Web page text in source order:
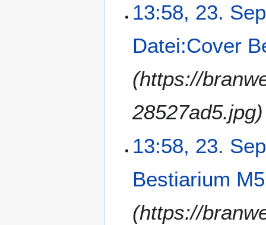
13:58, 23.
Datei:Cover
(https://
28527ad5.jpg)
13:58, 23.
Bestiarium
(https://